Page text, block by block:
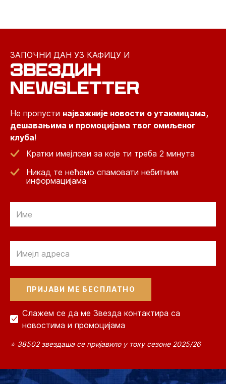
ЗАПОЧНИ ДАН УЗ КАФИЦУ И
ЗВЕЗДИН
NEWSLETTER
Не пропусти најважније новости о утакмицама,
дешавањима и промоцијама твог омиљеног
клуба!
Кратки имејлови за које ти треба 2 минута
Никад те нећемо спамовати небитним
информацијама
Слажем се да ме Звезда контактира са
новостима и промоцијама
⭐ 38502 звездаша се пријавило у току сезоне 2025/26